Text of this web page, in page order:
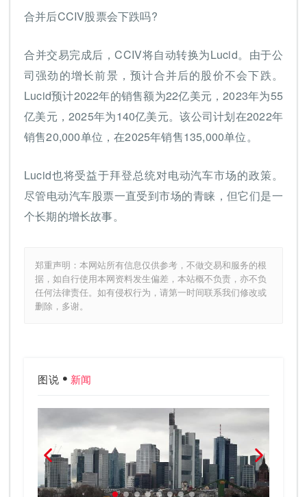
合并后CCIV股票会下跌吗?
合并交易完成后，CCIV将自动转换为Lucid。由于公
司强劲的增长前景，预计合并后的股价不会下跌。
Lucid预计2022年的销售额为22亿美元，2023年为55
亿美元，2025年为140亿美元。该公司计划在2022年
销售20,000单位，在2025年销售135,000单位。
Lucid也将受益于拜登总统对电动汽车市场的政策。
尽管电动汽车股票一直受到市场的青睐，但它们是一
个长期的增长故事。
郑重声明：本网站所有信息仅供参考，不做交易和服务的根
据，如自行使用本网资料发生偏差，本站概不负责，亦不负
任何法律责任。如有侵权行为，请第一时间联系我们修改或
删除，多谢。
图说 新闻